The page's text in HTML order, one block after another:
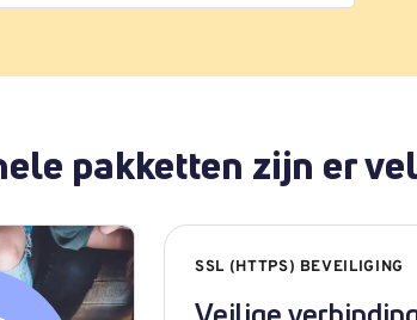
pakketten zijn er
SSL (HTTPS) BEVEILIGING